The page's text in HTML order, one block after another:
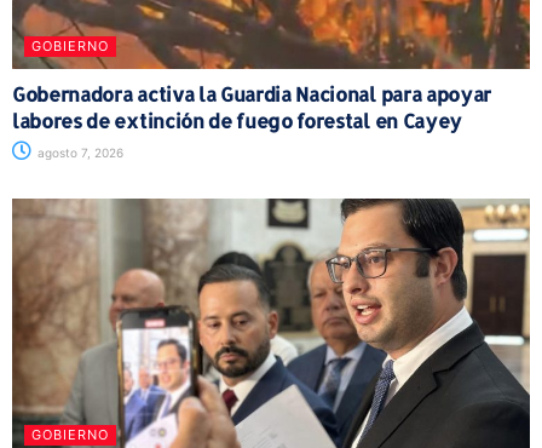
GOBIERNO
Gobernadora activa la Guardia Nacional para apoyar
labores de extinción de fuego forestal en Cayey
agosto 7, 2026
GOBIERNO